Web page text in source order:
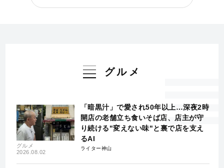
グルメ
グルメ
2026.08.02
「暗黒汁」で愛され50年以上…深夜2時
開店の老舗立ち食いそば店、店主が守
り続ける"変えない味"と裏で店を支え
るAI
ライター神山